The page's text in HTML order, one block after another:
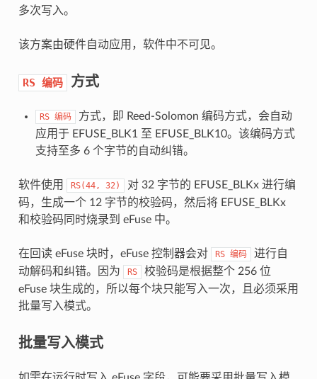
多次写入。
该方案由硬件自动应用，软件中不可见。
RS 编码 方式
RS 编码
方式，即 Reed-Solomon 编码方式，会自动
应用于 EFUSE_BLK1 至 EFUSE_BLK10。该编码方式
支持至多 6 个字节的自动纠错。
软件使用 RS(44, 32)
对 32 字节的 EFUSE_BLKx 进行编
码，生成一个 12 字节的校验码，然后将 EFUSE_BLKx
和校验码同时烧录到 eFuse 中。
在回读 eFuse 块时，eFuse 控制器会对 RS 编码
进行自
动解码和纠错。因为
RS
校验码是根据整个 256 位
eFuse 块生成的，所以每个块只能写入一次，且必须采用
批量写入模式。
批量写入模式